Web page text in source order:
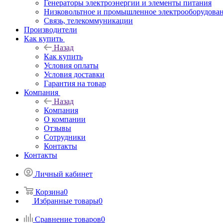
Генераторы электроэнергии и элементы питания
Низковольтное и промышленное
Связь, телекоммуникации
Производители
Как купить
Назад
Как купить
Условия оплаты
Условия доставки
Гарантия на товар
Компания
Назад
Компания
О компании
Отзывы
Сотрудники
Контакты
Контакты
Личный кабинет
Корзина0
Избранные товары0
Сравнение товаров0